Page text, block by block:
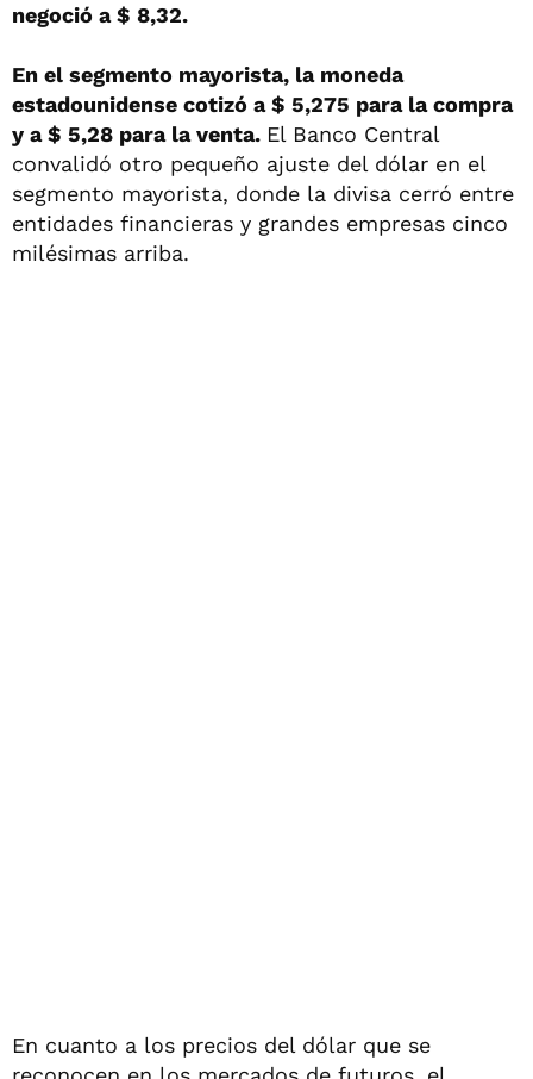
negoció a $ 8,32.
En el segmento mayorista, la moneda
estadounidense cotizó a $ 5,275 para la compra
y a $ 5,28 para la venta. El Banco Central
convalidó otro pequeño ajuste del dólar en el
segmento mayorista, donde la divisa cerró entre
entidades financieras y grandes empresas cinco
milésimas arriba.
En cuanto a los precios del dólar que se